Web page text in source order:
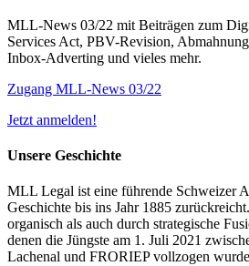
MLL-News 03/22 mit Beiträgen zum
Services Act, PBV-Revision,
Inbox-Adverting und vieles mehr.
Zugang MLL-News 03/22
Jetzt anmelden!
Unsere Geschichte
MLL Legal ist eine führende Schweizer
Geschichte bis ins Jahr 1885
organisch als auch durch strategische
denen die Jüngste am 1. Juli 2021
Lachenal und FRORIEP vollzogen